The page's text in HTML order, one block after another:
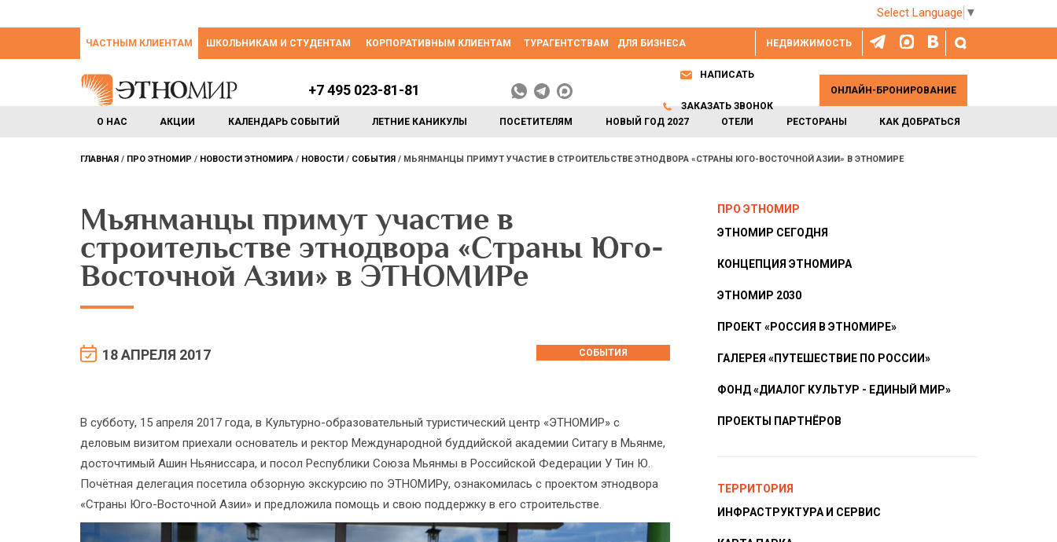
Select Language ▼
НЕДВИЖИМОСТЬ
ЧАСТНЫМ КЛИЕНТАМ ШКОЛЬНИКАМ И СТУДЕНТАМ КОРПОРАТИВНЫМ КЛИЕНТАМ ТУРАГЕНТСТВАМ ДЛЯ БИЗНЕСА
О НАС АКЦИИ КАЛЕНДАРЬ СОБЫТИЙ ЛЕТНИЕ КАНИКУЛЫ ПОСЕТИТЕЛЯМ НОВЫЙ ГОД 2027 ОТЕЛИ РЕСТОРАНЫ КАК ДОБРАТЬСЯ
+7 495 023-81-81
НАПИСАТЬ
ЗАКАЗАТЬ ЗВОНОК
ОНЛАЙН-БРОНИРОВАНИЕ
ГЛАВНАЯ ПРО ЭТНОМИР НОВОСТИ ЭТНОМИРА НОВОСТИ СОБЫТИЯ МЬЯНМАНЦЫ ПРИМУТ УЧАСТИЕ В СТРОИТЕЛЬСТВЕ ЭТНОДВОРА «СТРАНЫ ЮГО-ВОСТОЧНОЙ АЗИИ» В ЭТНОМИРЕ
Мьянманцы примут участие в
строительстве этнодвора «Страны Юго-
Восточной Азии» в ЭТНОМИРе
18 АПРЕЛЯ 2017 СОБЫТИЯ
В субботу, 15 апреля 2017 года, в Культурно-образовательный туристический центр «ЭТНОМИР» с
деловым визитом приехали основатель и ректор Международной буддийской академии Ситагу в Мьянме,
досточтимый Ашин Ньяниссара, и посол Республики Союза Мьянмы в Российской Федерации У Тин Ю.
Почётная делегация посетила обзорную экскурсию по ЭТНОМИРу, ознакомилась с проектом этнодвора
«Страны Юго-Восточной Азии» и предложила помощь и свою поддержку в его строительстве.
ПРО ЭТНОМИР
ЭТНОМИР СЕГОДНЯ
КОНЦЕПЦИЯ ЭТНОМИРА
ЭТНОМИР 2030
ПРОЕКТ «РОССИЯ В ЭТНОМИРЕ»
ГАЛЕРЕЯ «ПУТЕШЕСТВИЕ ПО РОССИИ»
ФОНД «ДИАЛОГ КУЛЬТУР - ЕДИНЫЙ МИР»
ПРОЕКТЫ ПАРТНЁРОВ
ТЕРРИТОРИЯ
ИНФРАСТРУКТУРА И СЕРВИС